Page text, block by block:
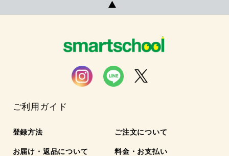
ご利用ガイド
登録方法 ご注文について
お届け・返品について 料金・お支払い